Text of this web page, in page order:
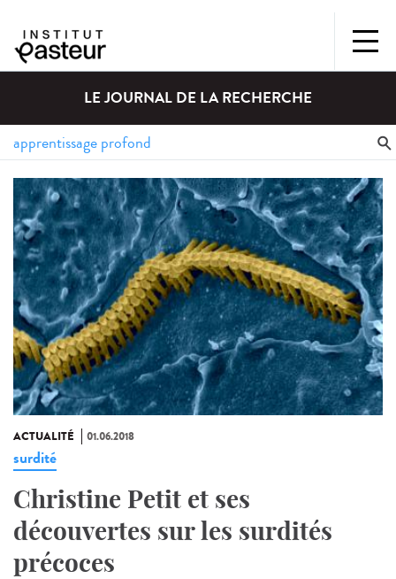
LE JOURNAL DE LA RECHERCHE
ACTUALITÉ 01.06.2018
surdité
Christine Petit et ses
découvertes sur les surdités
précoces